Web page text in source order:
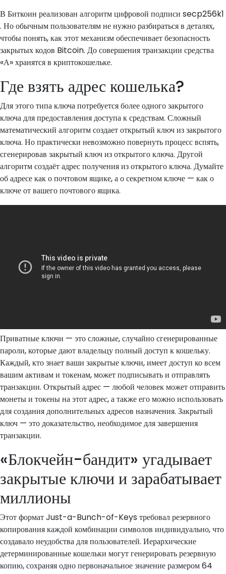
В Биткоин реализован алгоритм цифровой подписи secp256k1
. Но обычным пользователям не нужно разбираться в деталях,
чтобы понять, как этот механизм обеспечивает безопасность
закрытых кодов Bitcoin. До совершения транзакции средства
«А» хранятся в криптокошельке.
Где взять адрес кошелька?
Для этого типа ключа потребуется более одного закрытого
ключа для предоставления доступа к средствам. Сложный
математический алгоритм создает открытый ключ из закрытого
ключа. Но практически невозможно повернуть процесс вспять,
сгенерировав закрытый ключ из открытого ключа. Другой
алгоритм создаёт адрес получения из открытого ключа. Думайте
об адресе как о почтовом ящике, а о секретном ключе — как о
ключе от вашего почтового ящика.
Приватные ключи — это сложные, случайно сгенерированные
пароли, которые дают владельцу полный доступ к кошельку.
Каждый, кто знает ваши закрытые ключи, имеет доступ ко всем
вашим активам и токенам, может подписывать и отправлять
транзакции. Открытый адрес — любой человек может отправить
монеты и токены на этот адрес, а также его можно использовать
для создания дополнительных адресов назначения. Закрытый
ключ — это доказательство, необходимое для завершения
транзакции.
«Блокчейн-бандит» угадывает
закрытые ключи и зарабатывает
миллионы
Этот формат Just-a-Bunch-of-Keys требовал резервного
копирования каждой комбинации символов индивидуально, что
создавало неудобства для пользователей. Иерархические
детерминированные кошельки могут генерировать резервную
копию, сохраняя одно первоначальное значение размером 64